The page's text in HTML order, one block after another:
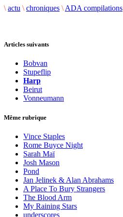
\ actu \ chroniques \ ADA compilations
Articles suivants
Bobvan
Stupeflip
Harp
Beirut
Vonneumann
Même rubrique
Vince Staples
Rome Buyce Night
Sarah Maï
Josh Mason
Pond
Jan Jelinek & Alan Abrahams
A Place To Bury Strangers
The Blood Arm
My Raining Stars
underscores